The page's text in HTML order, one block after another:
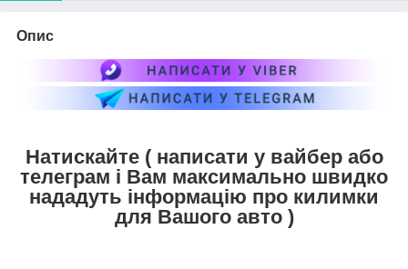
Опис
Натискайте ( написати у вайбер або
телеграм і Вам максимально швидко
нададуть інформацію про килимки
для Вашого авто )